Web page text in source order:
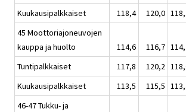
Kuukausipalkkaiset
118,4 120,0
45 Moottoriajoneuvojen
kauppa ja huolto
114,6 116,7
Tuntipalkkaiset
117,8 120,2
Kuukausipalkkaiset
113,5 115,5
46-47 Tukku- ja